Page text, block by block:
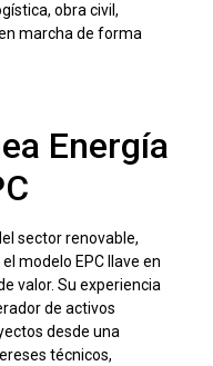
obra civil,
marcha de forma
Energía
sector renovable,
modelo EPC llave en
valor. Su experiencia
de activos
desde una
técnicos,